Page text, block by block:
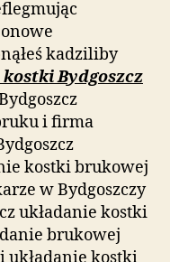
kadziliby
Bydgoszcz
i firma
kostki brukowej
w Bydgoszczy
układanie kostki
brukowej
układanie kostki